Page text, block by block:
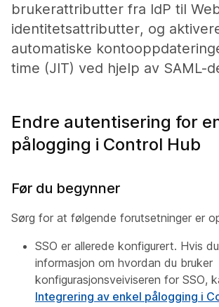
brukerattributter fra IdP til
identitetsattributter, og
automatiske
time (JIT) ved hjelp av SAML-
Endre autentisering for
pålogging i Control Hub
Før du begynner
Sørg for at følgende forutsetninger er
SSO er allerede konfigurert. Hvis
informasjon om hvordan du bruker
konfigurasjonsveiviseren for SSO,
Integrering av enkel pålogging i